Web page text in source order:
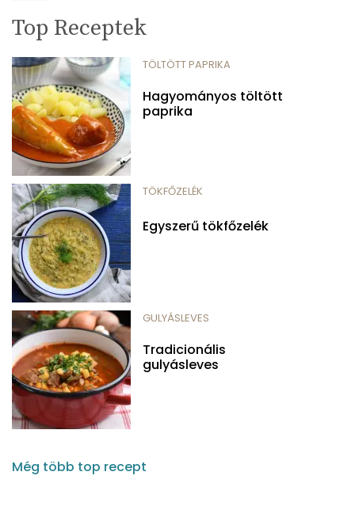
Top Receptek
TÖLTÖTT PAPRIKA
Hagyományos töltött
paprika
TÖKFŐZELÉK
Egyszerű tökfőzelék
GULYÁSLEVES
Tradicionális
gulyásleves
Még több top recept